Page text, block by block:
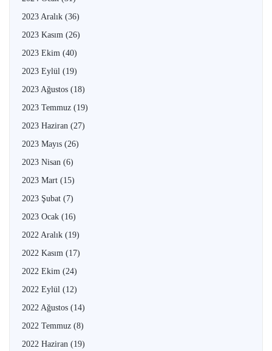
2023 Aralık (36)
2023 Kasım (26)
2023 Ekim (40)
2023 Eylül (19)
2023 Ağustos (18)
2023 Temmuz (19)
2023 Haziran (27)
2023 Mayıs (26)
2023 Nisan (6)
2023 Mart (15)
2023 Şubat (7)
2023 Ocak (16)
2022 Aralık (19)
2022 Kasım (17)
2022 Ekim (24)
2022 Eylül (12)
2022 Ağustos (14)
2022 Temmuz (8)
2022 Haziran (19)